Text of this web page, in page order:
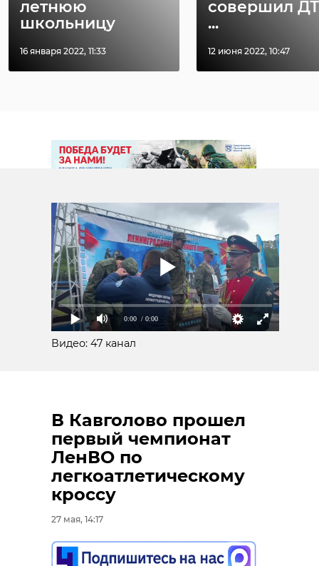
летнюю
школьницу
16 января 2022, 11:33
совершил
...
12 июня 2022, 10:47
0:00 / 0:00
Видео: 47 канал
В Кавголово прошел
первый чемпионат
ЛенВО по
легкоатлетическому
кроссу
27 мая, 14:17
наркотики
РЕКОМЕНДУЕМ
освободился и
взялс ...
16 февраля, 14:44
нелегально
обогатиться